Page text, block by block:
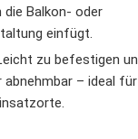
die Balkon- oder
einfügt.
zu befestigen
abnehmbar – ideal